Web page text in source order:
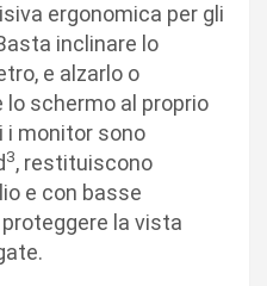
ergonomica per gli
inclinare lo
e alzarlo o
schermo al proprio
i monitor sono
3, restituiscono
e con basse
la vista